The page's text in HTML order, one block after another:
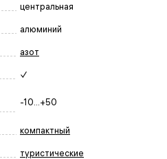
центральная
алюминий
азот
✓
-10...+50
компактный
туристические